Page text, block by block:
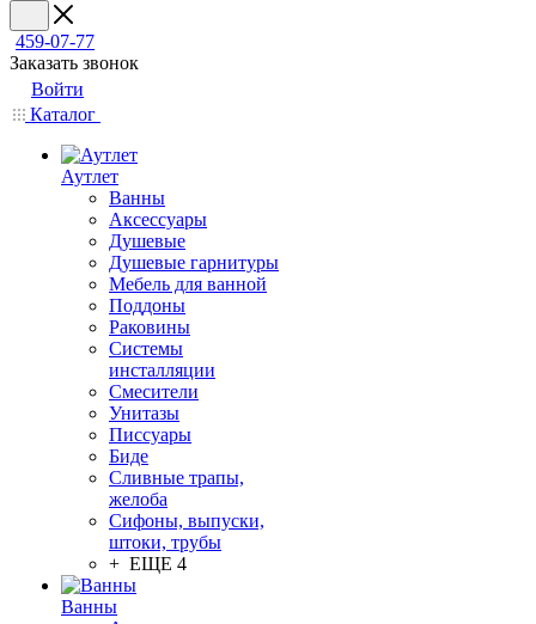
459-07-77
Заказать звонок
Войти
Каталог
Аутлет
Ванны
Аксессуары
Душевые
Душевые гарнитуры
Мебель для ванной
Поддоны
Раковины
Системы
инсталляции
Смесители
Унитазы
Писсуары
Биде
Сливные трапы,
желоба
Сифоны, выпуски,
штоки, трубы
+ ЕЩЕ 4
Ванны